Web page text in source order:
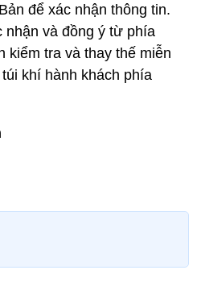
để xác nhận thông tin.
nhận và đồng ý từ phía
kiểm tra và thay thế miễn
khí hành khách phía